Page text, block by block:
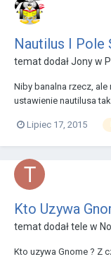
Nautilus I Pole
temat dodałJonyw
Niby banalna rzecz,
ustawienie nautilusa
wyświetla mi się pole
Lipiec 17, 2015
Kto Uzywa
temat dodałtele w
Kto uzywa Gnome ? Z